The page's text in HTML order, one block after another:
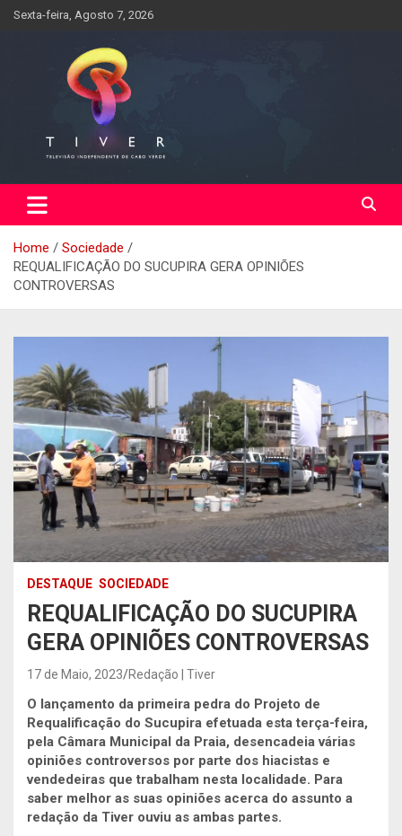
SkipSexta-feira, Agosto 7, 2026
Home
Sociedade
REQUALIFICAÇÃO DO SUCUPIRA GERA OPINIÕES
CONTROVERSAS
DESTAQUE SOCIEDADE
REQUALIFICAÇÃO DO SUCUPIRA
GERA OPINIÕES CONTROVERSAS
17 de Maio, 2023 Redação | Tiver
O lançamento da primeira pedra do Projeto de
Requalificação do Sucupira efetuada esta terça-feira,
pela Câmara Municipal da Praia, desencadeia várias
opiniões controversos por parte dos hiacistas e
vendedeiras que trabalham nesta localidade. Para
saber melhor as suas opiniões acerca do assunto a
redação da Tiver ouviu as ambas partes.